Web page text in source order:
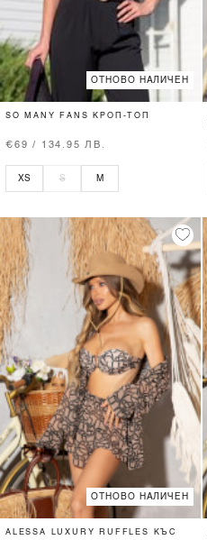
ОТНОВО НАЛИЧЕН
SO MANY FANS КРОП-ТОП
€69 / 134.95 ЛВ.
XS S M
ОТНОВО НАЛИЧЕН
ALESSA LUXURY RUFFLES КЪС